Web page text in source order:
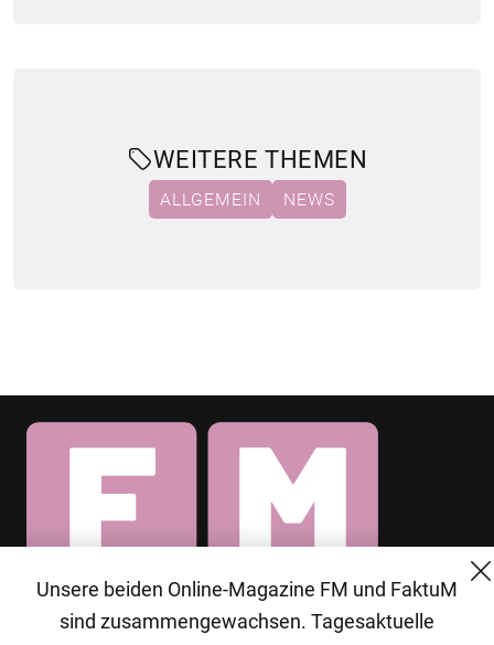
WEITERE THEMEN
ALLGEMEIN NEWS
© 2026 MG Mediengruppe GmbH
Unsere beiden Online-Magazine FM und FaktuM
sind zusammengewachsen. Tagesaktuelle